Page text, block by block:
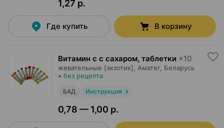
1,27 р.
Где купить В корзину
Витамин c с сахаром, таблетки ×10
жевательные [экзотик], Аматег, Беларусь
• без рецепта
БАД Инструкция
0,78 — 1,00 р.